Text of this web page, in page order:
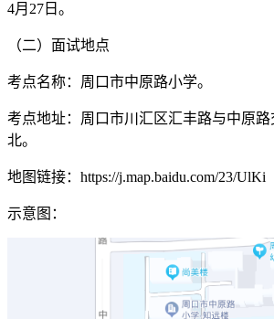
4月27日。
（二）面试地点
考点名称：周口市中原路小学。
考点地址：周口市川汇区汇丰路与中原
北。
地图链接：https://j.map.baidu.com/23/UlKi
示意图：